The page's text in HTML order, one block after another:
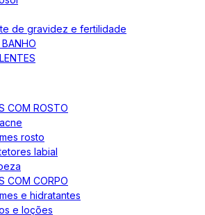
de gravidez e fertilidade
COM ROSTO
rosto
labial
COM CORPO
e hidratantes
e loções